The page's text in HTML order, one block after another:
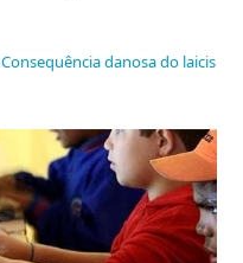
Consequência danosa do